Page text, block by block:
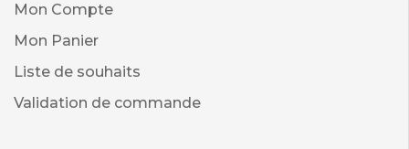
Mon Compte
Mon Panier
Liste de souhaits
Validation de commande